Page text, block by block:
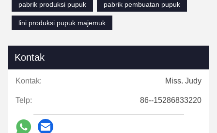
pabrik produksi pupuk
pabrik pembuatan pupuk
lini produksi pupuk majemuk
Kontak
Kontak: Miss. Judy
Telp: 86--15286833220